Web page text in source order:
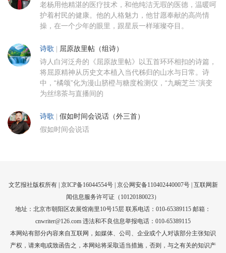
老杨用他精湛的医疗技术，和他纯洁无瑕的医德，温暖呵
护着村民的健康。他的人格魅力，他甘愿奉献的高尚情
操，在一个少年的眼里，跟星辰一样璀璨夺目。
诗歌 屈原故里帖（组诗）
诗人白河泛舟的《屈原故里帖》以五首环环相扣的诗篇，
将屈原精神从历史文本植入当代秭归的山水与日常。诗
中，“橘颂”化为漫山脐橙与糖度检测仪，“九畹芝兰”演变
为丝绵茶与直播间的
诗歌 假如时间会说话（外三首）
假如时间会说话
文艺报社版权所有 | 京ICP备16044554号| 京公网安备110402440007号 | 互联网新
闻信息服务许可证（10120180023）
地址：北京市朝阳区农展馆南里10号15层 联系电话：010-65389115 邮箱：
cnwriter@126.com 违法和不良信息举报电话：010-65389115
本网站有部分内容来自互联网，如媒体、公司、企业或个人对该部分主张知识
产权，请来电或致函告之，本网站将采取适当措施，否则，与之有关的知识产